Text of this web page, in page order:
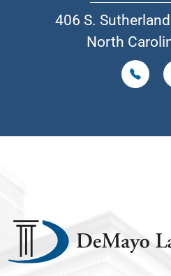
406 S.
North